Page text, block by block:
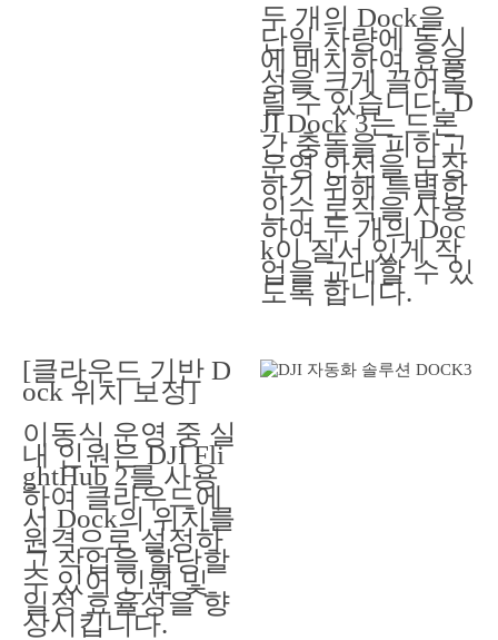
두 개의 Dock을
단일 차량에 동시
에 배치하여 효율
성을 크게 끌어올
릴 수 있습니다. D
JI Dock 3는 드론
간 충돌을 피하고
운영 안전을 보장
하기 위해 특별한
인수 로직을 사용
하여 두 개의 Doc
k이 질서 있게 작
업을 교대할 수 있
도록 합니다.
[클라우드 기반 D
ock 위치 보정]
이동식 운영 중 실
내 인원은 DJI Fli
ghtHub 2를 사용
하여 클라우드에
서 Dock의 위치를
원격으로 설정하
고 작업을 할당할
수 있어 인원 및
일정 효율성을 향
상시킵니다.